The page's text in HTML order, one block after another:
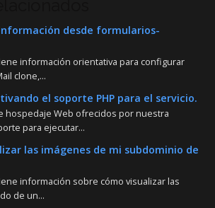
desde formularios-
información orientativa para configurar
clone,...
el soporte PHP para el servicio.
hospedaje Web ofrecidos por nuestra
para ejecutar...
las imágenes de mi subdominio de
información sobre cómo visualizar las
de un...